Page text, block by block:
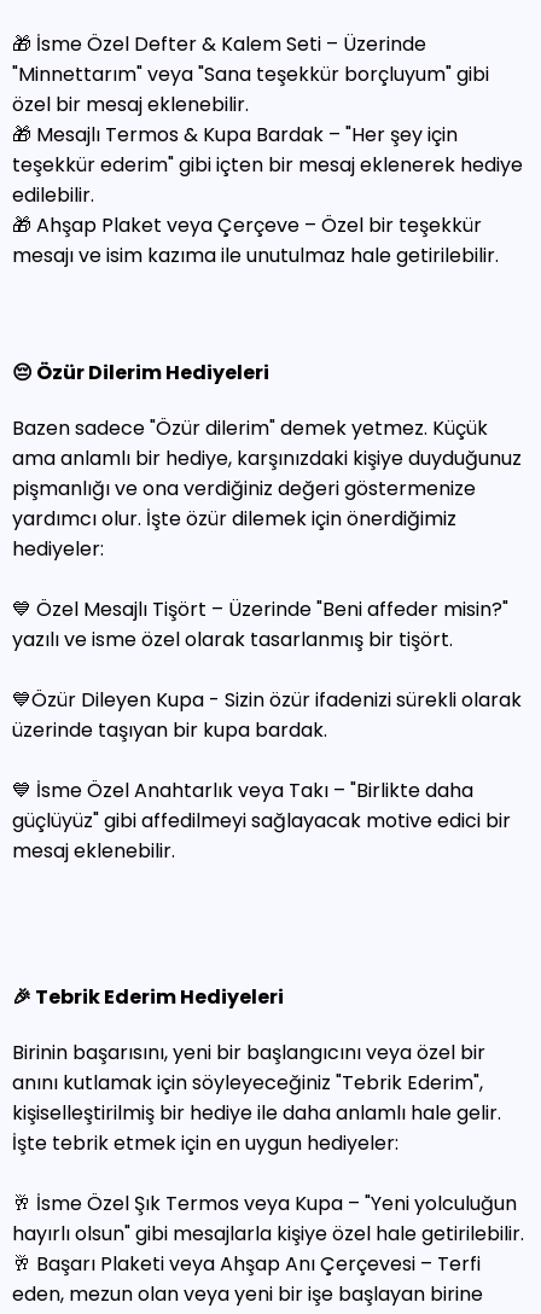
🎁 İsme Özel Defter & Kalem Seti – Üzerinde
"Minnettarım" veya "Sana teşekkür borçluyum" gibi
özel bir mesaj eklenebilir.
🎁 Mesajlı Termos & Kupa Bardak – "Her şey için
teşekkür ederim" gibi içten bir mesaj eklenerek hediye
edilebilir.
🎁 Ahşap Plaket veya Çerçeve – Özel bir teşekkür
mesajı ve isim kazıma ile unutulmaz hale getirilebilir.
😔 Özür Dilerim Hediyeleri
Bazen sadece "Özür dilerim" demek yetmez. Küçük
ama anlamlı bir hediye, karşınızdaki kişiye duyduğunuz
pişmanlığı ve ona verdiğiniz değeri göstermenize
yardımcı olur. İşte özür dilemek için önerdiğimiz
hediyeler:
💙 Özel Mesajlı Tişört – Üzerinde "Beni affeder misin?"
yazılı ve isme özel olarak tasarlanmış bir tişört.
💙Özür Dileyen Kupa - Sizin özür ifadenizi sürekli olarak
üzerinde taşıyan bir kupa bardak.
💙 İsme Özel Anahtarlık veya Takı – "Birlikte daha
güçlüyüz" gibi affedilmeyi sağlayacak motive edici bir
mesaj eklenebilir.
🎉 Tebrik Ederim Hediyeleri
Birinin başarısını, yeni bir başlangıcını veya özel bir
anını kutlamak için söyleyeceğiniz "Tebrik Ederim",
kişiselleştirilmiş bir hediye ile daha anlamlı hale gelir.
İşte tebrik etmek için en uygun hediyeler:
🥂 İsme Özel Şık Termos veya Kupa – "Yeni yolculuğun
hayırlı olsun" gibi mesajlarla kişiye özel hale getirilebilir.
🥂 Başarı Plaketi veya Ahşap Anı Çerçevesi – Terfi
eden, mezun olan veya yeni bir işe başlayan birine